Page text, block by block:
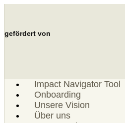
gefördert von
Impact Navigator Tool
Onboarding
Unsere Vision
Über uns